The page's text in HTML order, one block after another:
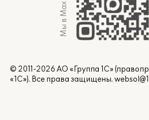
Мы в Max
© 2011-2026 АО «Группа 1С»
«1С»). Все права защищены.